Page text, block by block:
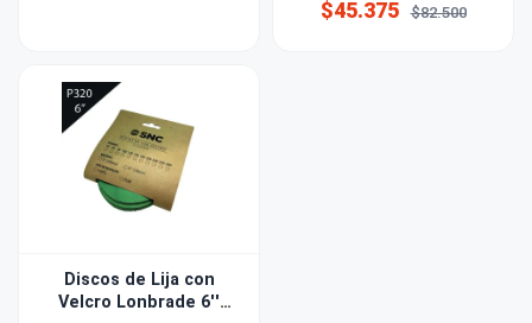
$45.375 $82.500
Discos de Lija con
Velcro Lonbrade 6''